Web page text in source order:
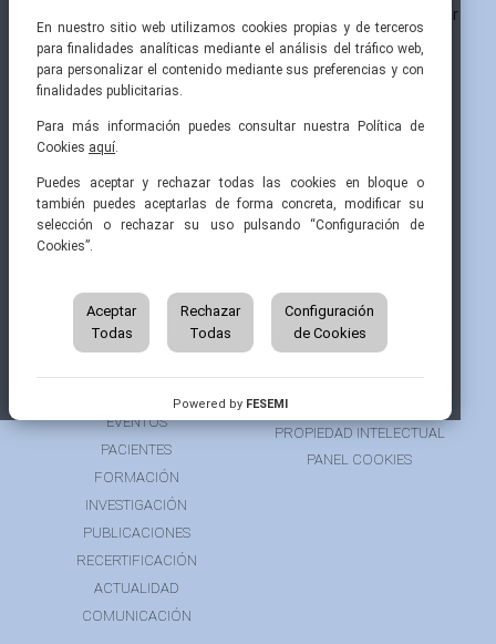
Pintor Ribera, 3
28016 Madrid
91 519 70 80
91 519 70 81
semi@fesemi.org
femi@fesemi.org
ÁREA DE SOCIO
GRUPOS DE TRABAJO
EVENTOS
PACIENTES
FORMACIÓN
INVESTIGACIÓN
PUBLICACIONES
RECERTIFICACIÓN
ACTUALIDAD
COMUNICACIÓN
AVISO LEGAL
AVISO PARA PACIENTES
FINANCIACIÓN
POLÍTICA DE COOKIES
PROPIEDAD INTELECTUAL
PANEL COOKIES
En nuestro sitio web utilizamos cookies propias y de terceros
para finalidades analíticas mediante el análisis del tráfico web,
para personalizar el contenido mediante sus preferencias y con
finalidades publicitarias.
Para más información puedes consultar nuestra Política de
Cookies aquí.
Puedes aceptar y rechazar todas las cookies en bloque o
también puedes aceptarlas de forma concreta, modificar su
selección o rechazar su uso pulsando “Configuración de
Cookies”.
Aceptar
Todas
Rechazar
Todas
Configuración
de Cookies
Powered by FESEMI